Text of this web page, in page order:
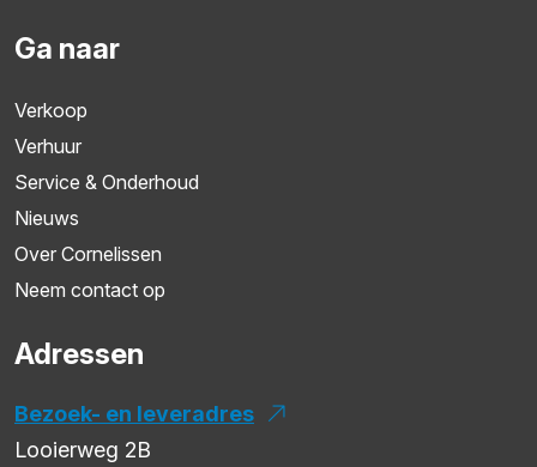
Ga naar
Verkoop
Verhuur
Service & Onderhoud
Nieuws
Over Cornelissen
Neem contact op
Adressen
Bezoek- en leveradres
Looierweg 2B